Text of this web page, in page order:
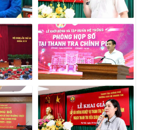
quyết và trả lời kiến nghị của cử tri
Quốc hội khóa XVI